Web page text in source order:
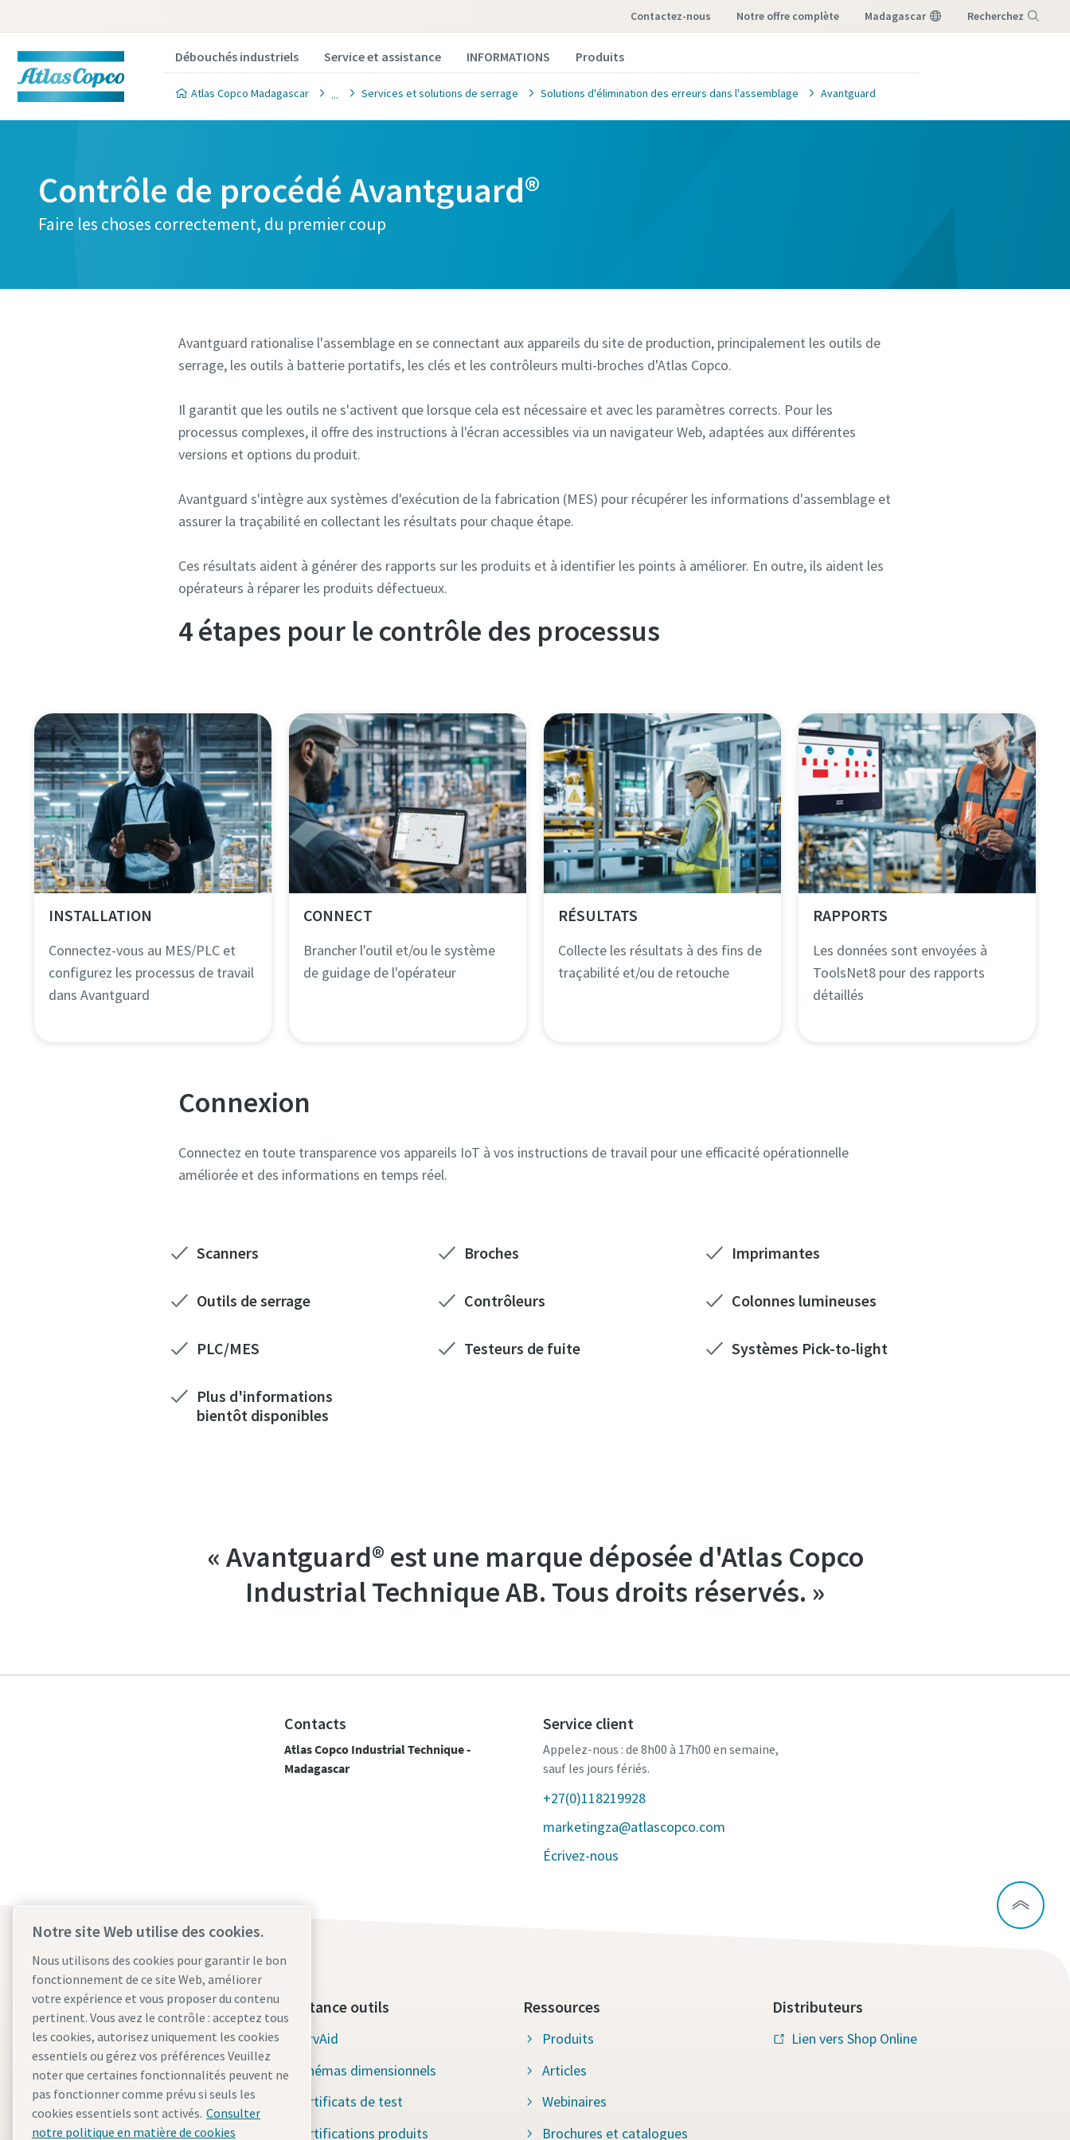
contactez-nous notre offre complète Madagascar Recherchez
Débouchés industriels Service et assistance INFORMATIONS Produits
Atlas Copco Madagascar Services et solutions de serrage Solutions d'élimination des erreurs dans l'assemblage Avantguard
Contrôle de procédé Avantguard®
Faire les choses correctement, du premier coup
Avantguard rationalise l'assemblage en se connectant aux appareils du site de production, principalement les outils de
serrage, les outils à batterie portatifs, les clés et les contrôleurs multi-broches d'Atlas Copco.​
Il garantit que les outils ne s'activent que lorsque cela est nécessaire et avec les paramètres corrects. Pour les
processus complexes, il offre des instructions à l'écran accessibles via un navigateur Web, adaptées aux différentes
versions et options du produit.​
Avantguard s'intègre aux systèmes d'exécution de la fabrication (MES) pour récupérer les informations d'assemblage et
assurer la traçabilité en collectant les résultats pour chaque étape.
Ces résultats aident à générer des rapports sur les produits et à identifier les points à améliorer. En outre, ils aident les
opérateurs à réparer les produits défectueux.​
4 étapes pour le contrôle des processus
INSTALLATION
Connectez-vous au MES/PLC et
configurez les processus de travail
dans Avantguard​
CONNECT
Brancher l'outil et/ou le système
de guidage de l'opérateur
RÉSULTATS​
Collecte les résultats à des fins de
traçabilité et/ou de retouche
RAPPORTS​
Les données sont envoyées à
ToolsNet8 pour des rapports
détaillés
Connexion
Connectez en toute transparence vos appareils IoT à vos instructions de travail pour une efficacité opérationnelle
améliorée et des informations en temps réel.
Scanners Broches Imprimantes
Outils de serrage Contrôleurs Colonnes lumineuses
PLC/MES​ Testeurs de fuite Systèmes Pick-to-light
Plus d'informations
bientôt disponibles
« Avantguard® est une marque déposée d'Atlas Copco
Industrial Technique AB. Tous droits réservés. »
Contacts
Atlas Copco Industrial Technique -
Madagascar
Service client
Appelez-nous : de 8h00 à 17h00 en semaine,
sauf les jours fériés.
+27(0)118219928
marketingza@atlascopco.com
Écrivez-nous
Qui sommes-nous ?
Atlas Copco Group
Industrial Technique
Industries
Carrières
Assistance outils
ServAid
Schémas dimensionnels
Certificats de test
Certifications produits
Ressources
Produits
Articles
Webinaires
Brochures et catalogues
Distributeurs
Lien vers Shop Online
Notre site Web utilise des cookies.
Nous utilisons des cookies pour garantir le bon
fonctionnement de ce site Web, améliorer
votre expérience et vous proposer du contenu
pertinent. Vous avez le contrôle : acceptez tous
les cookies, autorisez uniquement les cookies
essentiels ou gérez vos préférences Veuillez
noter que certaines fonctionnalités peuvent ne
pas fonctionner comme prévu si seuls les
cookies essentiels sont activés. Consulter
notre politique en matière de cookies